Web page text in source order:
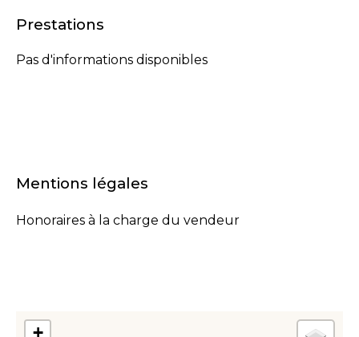
Prestations
Pas d'informations disponibles
Mentions légales
Honoraires à la charge du vendeur
+